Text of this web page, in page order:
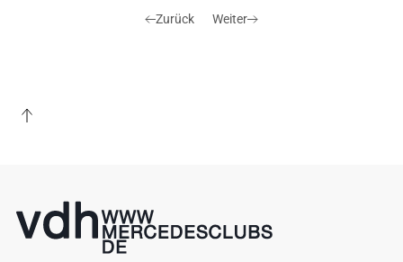
Zurück Weiter